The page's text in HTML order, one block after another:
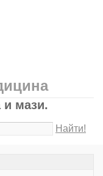
и мази.
Найти!